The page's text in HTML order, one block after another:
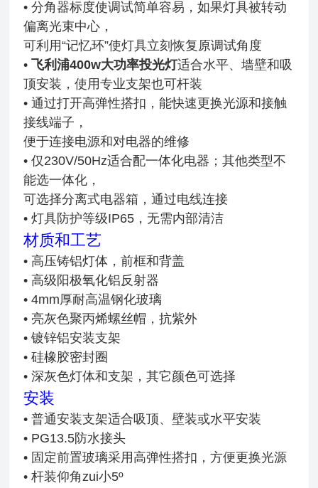
• 分角器标度使调试简单容易，如果灯具被转动
偏离光束中心，
可利用“记忆环”使灯具立刻恢复原调试角度
•飞利浦400w大功率投光灯适合水平、墙壁和吸
顶安装，使用专业支架也可杆装
• 通过打开高弹性搭扣，能快速更换光源和接触
接线端子，
便于连接电源和对电器的维修
• 仅230V/50Hz适合配一体化电器；其他类型不
能选一体化，
可选择分离式电器箱，通过电线连接
• 灯具防护等级IP65，无需内部清洁
材质和工艺
• 高压铸铝灯体，前框和背盖
• 高级阳极氧化铝反射器
• 4mm厚耐高温钢化玻璃
• 亮灰色聚丙烯螺丝帽，抗紫外
• 镀锌铝安装支架
• 硅橡胶密封圈
• 深灰色灯体和支架，其它颜色可选择
安装
• 普通安装支架适合吸顶、壁装或水平安装
• PG13.5防水接头
• 固定前置玻璃采用高弹性搭扣，方便更换光源
• 杆装仰角zui小5º